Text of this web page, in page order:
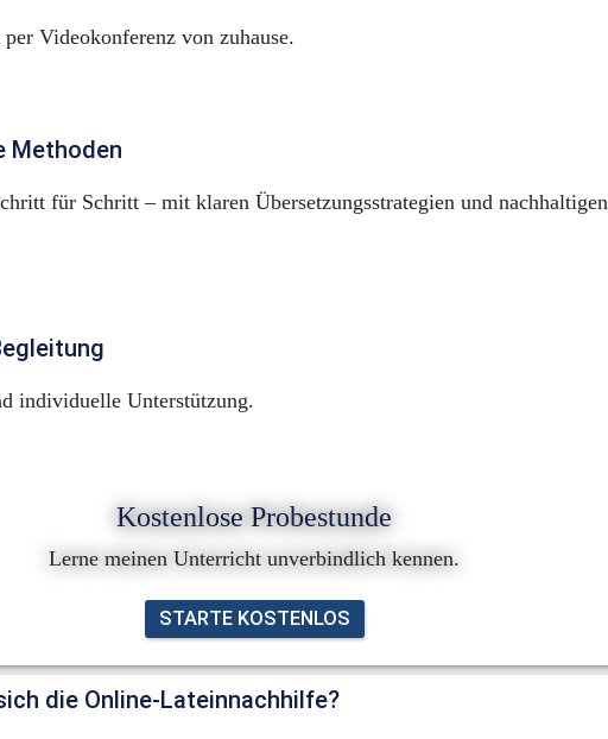
Videokonferenz von zuhause.
Methoden
für Schritt – mit klaren Übersetzungsstrategien und nachhaltigen
individuelle Unterstützung.
Kostenlose Probestunde
Lerne meinen Unterricht unverbindlich kennen.
STARTE KOSTENLOS
die Online-Lateinnachhilfe?